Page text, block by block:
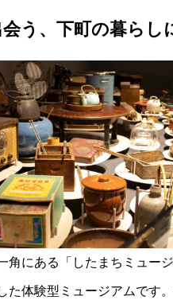
う、下町の暮ら
角にある「したまちミュー
た体験型ミュージアムです